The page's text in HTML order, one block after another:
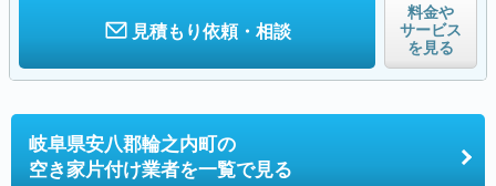
見積もり依頼・相談
料金や
サービス
を見る
岐阜県安八郡輪之内町の
空き家片付け業者を一覧で見る